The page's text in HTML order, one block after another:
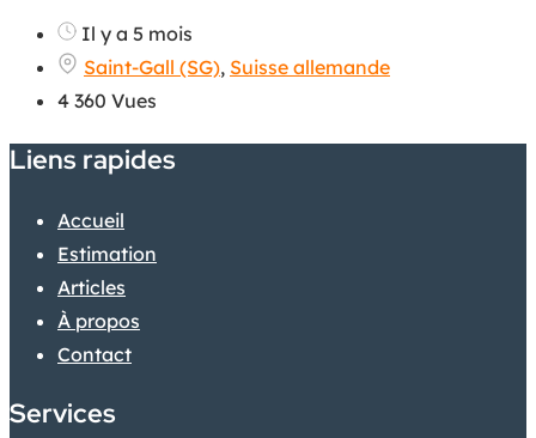
Il y a 5 mois
Saint-Gall (SG), Suisse allemande
4 360 Vues
Liens rapides
Accueil
Estimation
Articles
À propos
Contact
Services